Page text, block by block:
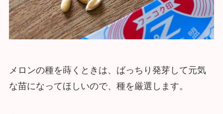
メロンの種を蒔くときは、ばっちり発芽して元気
な苗になってほしいので、種を厳選します。